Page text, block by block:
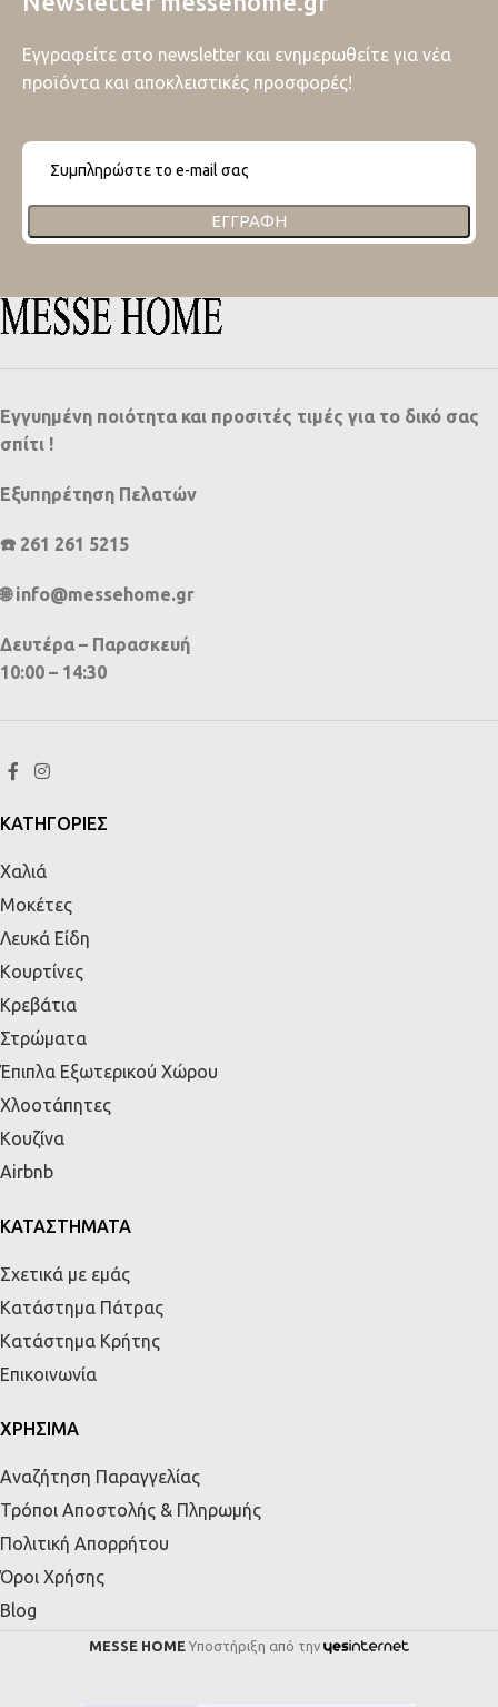
Εγγραφείτε στο newsletter και ενημερωθείτε για νέα
προϊόντα και αποκλειστικές προσφορές!
ΕΓΓΡΑΦΉ
Εγγυημένη ποιότητα και προσιτές τιμές για το δικό σας
σπίτι !
Εξυπηρέτηση Πελατών
☎️ 261 261 5215
🌐 info@messehome.gr
Δευτέρα – Παρασκευή
10:00 – 14:30
ΚΑΤΗΓΟΡΙΕΣ
Χαλιά
Μοκέτες
Λευκά Είδη
Κουρτίνες
Κρεβάτια
Στρώματα
Έπιπλα Εξωτερικού Χώρου
Χλοοτάπητες
Κουζίνα
Airbnb
ΚΑΤΑΣΤΗΜΑΤΑ
Σχετικά με εμάς
Κατάστημα Πάτρας
Κατάστημα Κρήτης
Επικοινωνία
ΧΡΗΣΙΜΑ
Αναζήτηση Παραγγελίας
Τρόποι Αποστολής & Πληρωμής
Πολιτική Απορρήτου
Όροι Χρήσης
Blog
MESSE HOME Υποστήριξη από την